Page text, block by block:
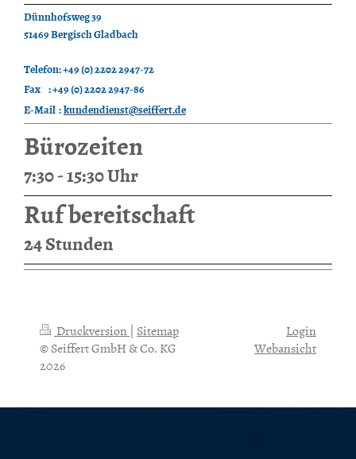
Dünnhofsweg 39
51469 Bergisch Gladbach
Telefon: +49 (0) 2202 2947-72
Fax : +49 (0) 2202 2947-86
E-Mail :kundendienst@seiffert.de
Bürozeiten
7:30 - 15:30 Uhr
Ruf bereitschaft
24 Stunden
Druckversion | Sitemap
© Seiffert GmbH & Co. KG
2026
Login
Webansicht